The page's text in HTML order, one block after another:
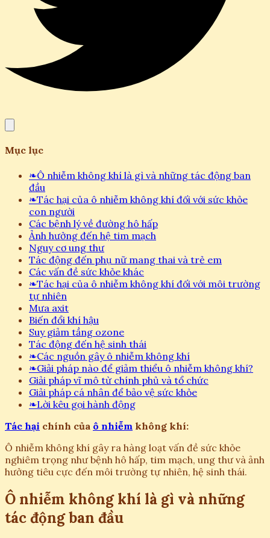
Mục lục
❧Ô nhiễm không khí là gì và những tác động ban
đầu
❧Tác hại của ô nhiễm không khí đối với sức khỏe
con người
Các bệnh lý về đường hô hấp
Ảnh hưởng đến hệ tim mạch
Nguy cơ ung thư
Tác động đến phụ nữ mang thai và trẻ em
Các vấn đề sức khỏe khác
❧Tác hại của ô nhiễm không khí đối với môi trường
tự nhiên
Mưa axit
Biến đổi khí hậu
Suy giảm tầng ozone
Tác động đến hệ sinh thái
❧Các nguồn gây ô nhiễm không khí
❧Giải pháp nào để giảm thiểu ô nhiễm không khí?
Giải pháp vĩ mô từ chính phủ và tổ chức
Giải pháp cá nhân để bảo vệ sức khỏe
❧Lời kêu gọi hành động
Tác hại chính của ô nhiễm không khí:
Ô nhiễm không khí gây ra hàng loạt vấn đề sức khỏe
nghiêm trọng như bệnh hô hấp, tim mạch, ung thư và ảnh
hưởng tiêu cực đến môi trường tự nhiên, hệ sinh thái.
Ô nhiễm không khí là gì và những
tác động ban đầu